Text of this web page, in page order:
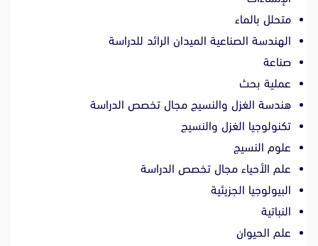
متحلل بالماء
الهندسة الصناعية الميدان الرائد للدراسة
صناعة
عملية بحث
هندسة الغزل والنسيج مجال تخصص الدراسة
تكنولوجيا الغزل والنسيج
علوم النسيج
علم الأحياء مجال تخصص الدراسة
البيولوجيا الجزيئية
النباتية
علم الحيوان